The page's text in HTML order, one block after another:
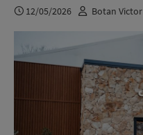
12/05/2026 Botan Victor